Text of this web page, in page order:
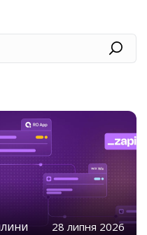
28 липня 2026